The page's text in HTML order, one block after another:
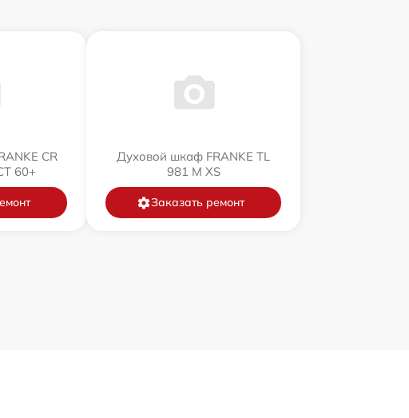
CR
60+
Духовой шкаф FRANKE TL
981 M XS
Заказать ремонт